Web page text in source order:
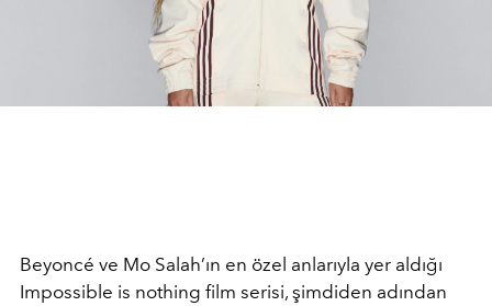
Beyoncé ve Mo Salah’ın en özel anlarıyla yer aldığı
Impossible is nothing film serisi, şimdiden adından